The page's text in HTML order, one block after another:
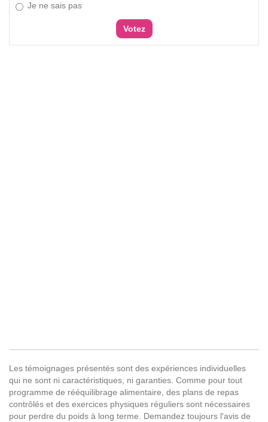
Je ne sais pas
Les témoignages présentés sont des expériences individuelles
qui ne sont ni caractéristiques, ni garanties. Comme pour tout
programme de rééquilibrage alimentaire, des plans de repas
contrôlés et des exercices physiques réguliers sont nécessaires
pour perdre du poids à long terme. Demandez toujours l'avis de